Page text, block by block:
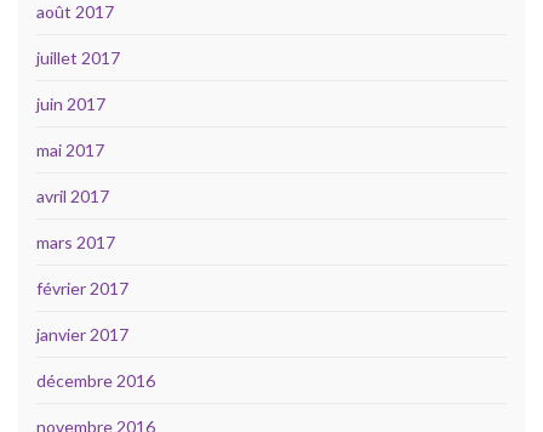
août 2017
juillet 2017
juin 2017
mai 2017
avril 2017
mars 2017
février 2017
janvier 2017
décembre 2016
novembre 2016